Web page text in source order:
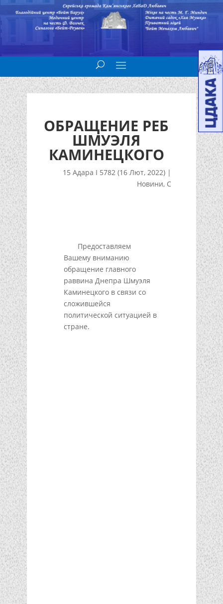
ОБРАЩЕНИЕ РЕБ
ШМУЭЛЯ
КАМИНЕЦКОГО
15 Адара I 5782 (16 Лют, 2022) |
Новини, С
Предоставляем
Вашему вниманию
обращение главного
раввина Днепра Шмуэля
Каминецкого в связи со
сложившейся
политической ситуацией в
стране.